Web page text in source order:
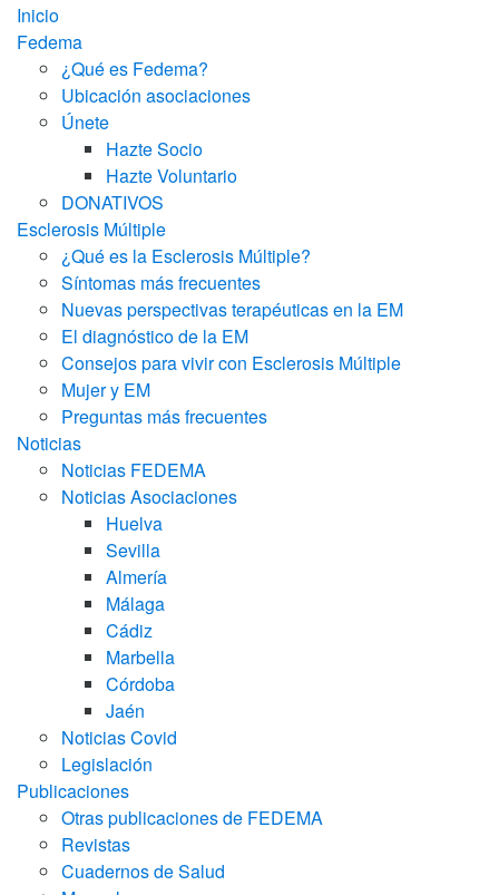
Inicio
Fedema
¿Qué es Fedema?
Ubicación asociaciones
Únete
Hazte Socio
Hazte Voluntario
DONATIVOS
Esclerosis Múltiple
¿Qué es la Esclerosis Múltiple?
Síntomas más frecuentes
Nuevas perspectivas terapéuticas en la EM
El diagnóstico de la EM
Consejos para vivir con Esclerosis Múltiple
Mujer y EM
Preguntas más frecuentes
Noticias
Noticias FEDEMA
Noticias Asociaciones
Huelva
Sevilla
Almería
Málaga
Cádiz
Marbella
Córdoba
Jaén
Noticias Covid
Legislación
Publicaciones
Otras publicaciones de FEDEMA
Revistas
Cuadernos de Salud